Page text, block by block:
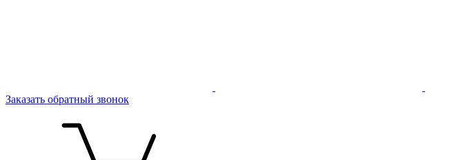
Заказать обратный звонок